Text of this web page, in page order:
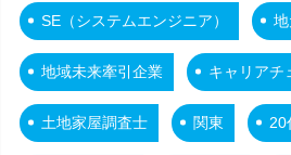
SE（システムエンジニア）
地域未来牽引企業 キャリアチ
土地家屋調査士 関東 20